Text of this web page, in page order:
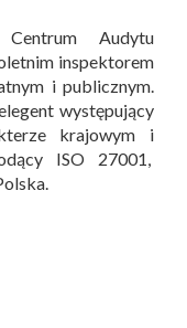
Audytu
inspektorem
i publicznym.
występujący
krajowym i
ISO 27001,